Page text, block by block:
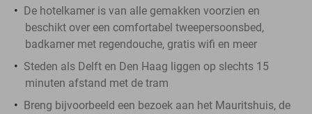
De hotelkamer is van alle gemakken voorzien en
beschikt over een comfortabel tweepersoonsbed,
badkamer met regendouche, gratis wifi en meer
Steden als Delft en Den Haag liggen op slechts 15
minuten afstand met de tram
Breng bijvoorbeeld een bezoek aan het Mauritshuis, de